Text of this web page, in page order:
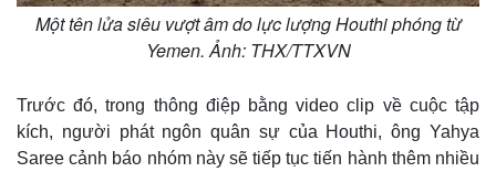
Một tên lửa siêu vượt âm do lực lượng Houthi phóng từ
Yemen. Ảnh: THX/TTXVN
Trước đó, trong thông điệp bằng video clip về cuộc tập
kích, người phát ngôn quân sự của Houthi, ông Yahya
Saree cảnh báo nhóm này sẽ tiếp tục tiến hành thêm nhiều